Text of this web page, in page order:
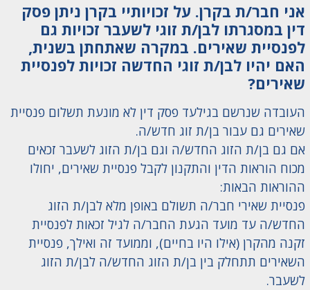
אני חבר/ת בקרן. על זכויותיי בקרן ניתן פסק
דין במסגרתו לבן/ת זוגי לשעבר זכויות גם
לפנסיית שאירים. במקרה שאתחתן בשנית,
האם יהיו לבן/ת זוגי החדשה זכויות לפנסיית
שאירים?
העובדה שנרשם בגילעד פסק דין לא מונעת תשלום פנסיית
שאירים גם עבור בן/ת זוג חדש/ה.
אם גם בן/ת הזוג החדש/ה וגם בן/ת הזוג לשעבר זכאים
מכוח הוראות הדין והתקנון לקבל פנסיית שאירים, יחולו
ההוראות הבאות:
פנסיית שאירי חבר/ה תשולם באופן מלא לבן/ת הזוג
החדש/ה עד מועד הגעת החבר/ה לגיל זכאות לפנסיית
זקנה מהקרן (אילו היו בחיים), וממועד זה ואילך, פנסיית
השאירים תתחלק בין בן/ת הזוג החדש/ה לבן/ת הזוג
לשעבר.